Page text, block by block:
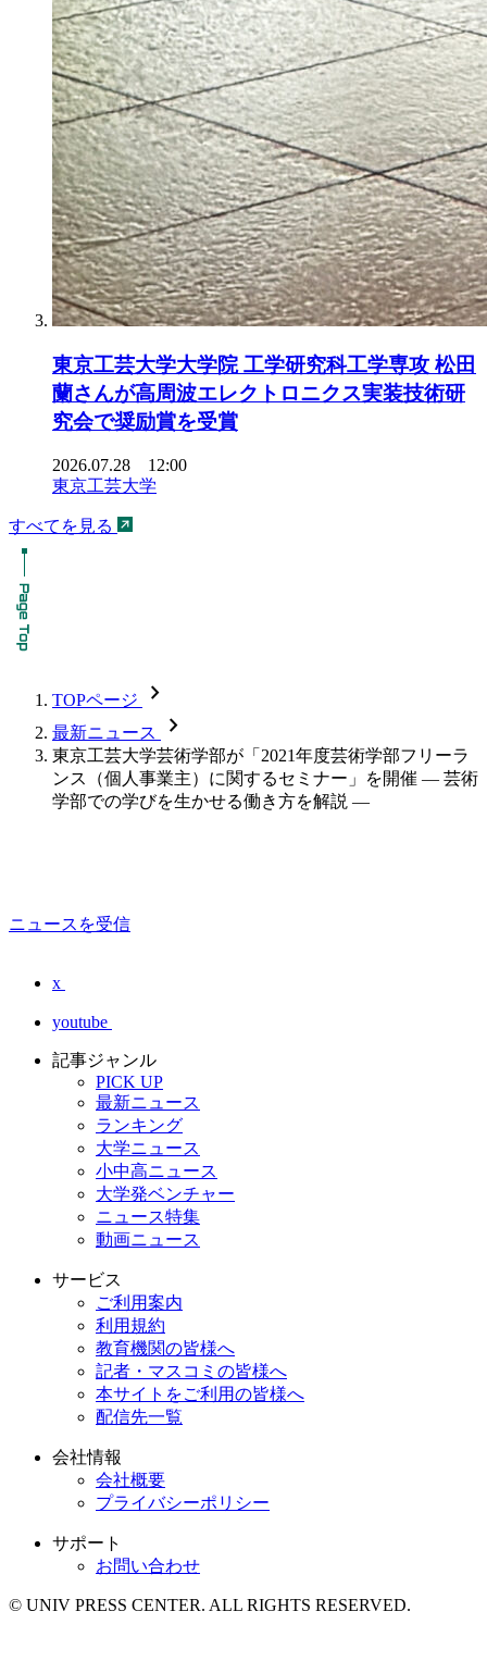
東京工芸大学大学院 工学研究科工学専攻 松田
蘭さんが高周波エレクトロニクス実装技術研
究会で奨励賞を受賞
2026.07.28 12:00
東京工芸大学
すべてを見る
TOPページ chevron_forward
最新ニュース chevron_forward
東京工芸大学芸術学部が「2021年度芸術学部フリーラ
ンス（個人事業主）に関するセミナー」を開催 — 芸術
学部での学びを生かせる働き方を解説 —
ニュースを受信
x
youtube
記事ジャンル
PICK UP
最新ニュース
ランキング
大学ニュース
小中高ニュース
大学発ベンチャー
ニュース特集
動画ニュース
サービス
ご利用案内
利用規約
教育機関の皆様へ
記者・マスコミの皆様へ
本サイトをご利用の皆様へ
配信先一覧
会社情報
会社概要
プライバシーポリシー
サポート
お問い合わせ
© UNIV PRESS CENTER. ALL RIGHTS RESERVED.